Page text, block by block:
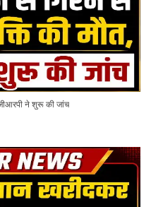
ने शुरू की जांच